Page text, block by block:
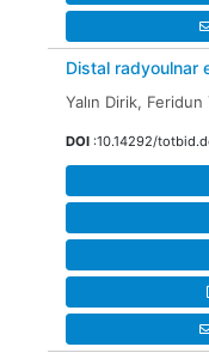
Distal radyoulnar
Yalın Dirik,
DOI :10.14292/